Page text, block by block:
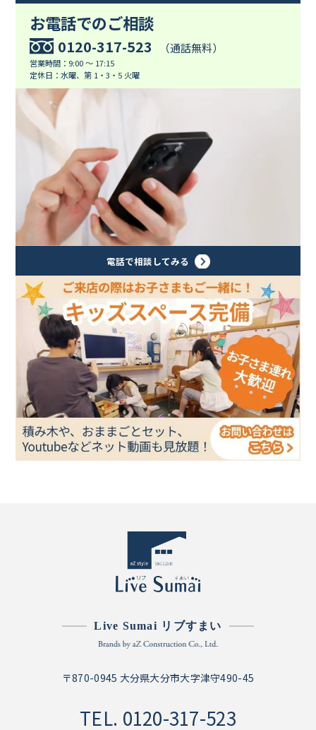
お電話でのご相談
0120-317-523 （通話無料）
営業時間：9:00 ～ 17:15
定休日：水曜、第 1・3・5 火曜
電話で相談してみる
Live Sumai リブすまい
〒870-0945 大分県大分市大字津守490-45
TEL. 0120-317-523